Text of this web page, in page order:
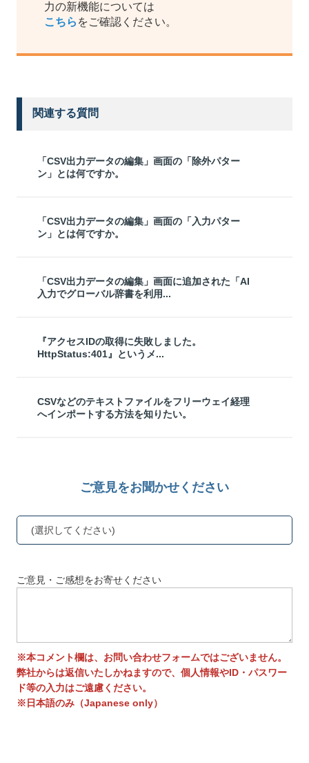
力の新機能については
こちら をご確認ください。
関連する質問
「CSV出力データの編集」画面の「除外パター
ン」とは何ですか。
「CSV出力データの編集」画面の「入力パター
ン」とは何ですか。
「CSV出力データの編集」画面に追加された「AI
入力でグローバル辞書を利用...
『アクセスIDの取得に失敗しました。
HttpStatus:401』というメ...
CSVなどのテキストファイルをフリーウェイ経理
へインポートする方法を知りたい。
ご意見をお聞かせください
(選択してください)
ご意見・ご感想をお寄せください
※本コメント欄は、お問い合わせフォームではございません。
弊社からは返信いたしかねますので、個人情報やID・パスワー
ド等の入力はご遠慮ください。
※日本語のみ（Japanese only）